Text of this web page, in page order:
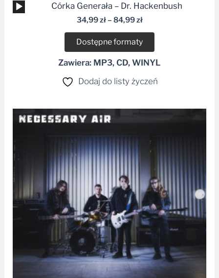
Odtwarzacz
plików
dźwiękowych
Córka Generała – Dr. Hackenbush
34,99zł– 84,99zł
Dostępne formaty
Zawiera: MP3, CD, WINYL
Dodaj do listy życzeń